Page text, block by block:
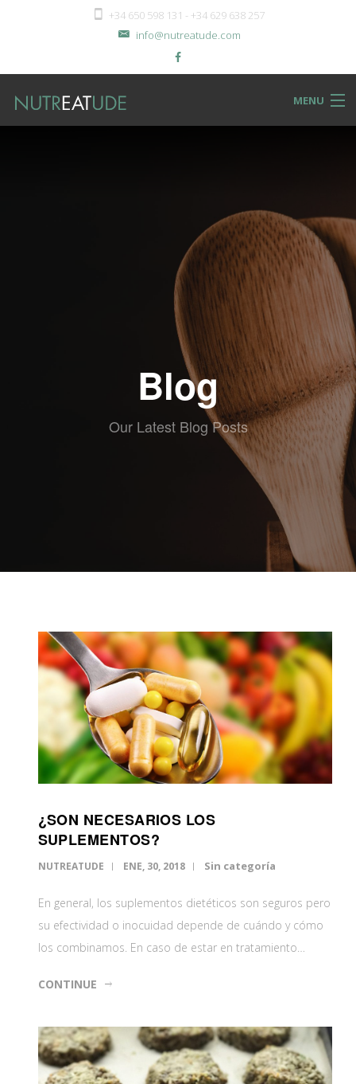
+34 650 598 131 - +34 629 638 257
info@nutreatude.com
MENU
Back
RECIPeatS
RECETAS
ESCRITAS
VIDEO
RECETAS
KIDS
Blog
Our Latest Blog Posts
¿SON NECESARIOS LOS
SUPLEMENTOS?
NUTREATUDE ENE, 30, 2018 Sin categoría
En general, los suplementos dietéticos son seguros pero
su efectividad o inocuidad depende de cuándo y cómo
los combinamos. En caso de estar en tratamiento…
CONTINUE